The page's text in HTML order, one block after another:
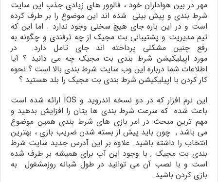
مهر در بین هواداران خود ، فالوور های زیادی جذب این سایت
شرط بندی و پیش بینی شده اند این موضوع را بر طرف کرده
است و در این باره جای هیچ سخنی وجود ندارد . اما این که
تیم مدیریت و پشتیبانی بت مجیک از چه ترفندی و چگونه به
رفع چنین مشکلی پرداخته اند جای تامل دارد. در
مورد اپیلیکیشن شرط بندی بت مجیک چه می دانید ؟ آیا
اطلاعات شما درباره این وب سایت شرط بندی بالا است ؟ نحوه
کار کردن با اپیلیکیشن شرط بندی بت مجیک را بلد هستید ؟
این نرم افزار که در دو نسخه اندروید و IOS ارائه شده است
باعث شده که سرعت شرط بندی ها یتان را افزایش بدهید و
مهم ترین مبحث در امر بازی های شرط بندی همین موضوع
می باشد , چون باید پیش از بسته شدن ضریب بازی ، بهترین
انتخاب را داشته باشید. علاوه بر این آدرس جدید سایت شرط
بندی بت مجیک , با وجود این آپ برای همیشه بر طرف شده
است و با نصب آن می توانید در طول شبانه روزمشغول به
بازی کردن باشید.